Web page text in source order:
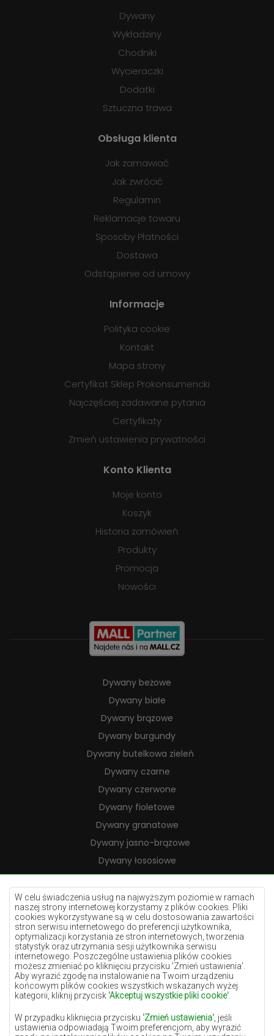
W celu świadczenia usług na najwyższym poziomie w ramach
naszej strony internetowej korzystamy z plików cookies. Pliki
cookies wykorzystywane są w celu dostosowania zawartości
stron serwisu internetowego do preferencji użytkownika,
optymalizacji korzystania ze stron internetowych, tworzenia
statystyk oraz utrzymania sesji użytkownika serwisu
internetowego. Poszczególne ustawienia plików cookies
możesz zmieniać po kliknięciu przycisku 'Zmień ustawienia'.
Aby wyrazić zgodę na instalowanie na Twoim urządzeniu
końcowym plików cookies wszystkich wskazanych wyżej
kategorii, kliknij przycisk 'Akceptuj wszystkie pliki cookie'
W przypadku kliknięcia przycisku 'Zmień ustawienia' , jeśli
ustawienia odpowiadają Twoim preferencjom, aby wyrazić
Dywany
Wykładziny
Chodniki
Wycieraczki
Dodatki
Sztuczna trawa
Obsługa klienta
Jak zamawiać
Jak zwrócić
Regulamin
Reklamacje towaru
Sposoby Płatności
Dostawa
Odstąpienie od umowy
Informacje
Polityka cookie
Kontakt
Mapa strony
Certyfikat Sklep Prokonsumencki
Najczęściej zadawane pytania
Certyfikaty
Zmień ustawienia prywatności
Konto Klienta
Moje konto
Koszyk
Historia zamówień
Produkty
Promocja
Nowości
Dywany beżowe
Dywany białe
Dywany brązowe
Dywany burgundy
Dywany butelkowa zieleń
Dywany czarne
Dywany czerwone
Dywany fioletowe
Dywany granatowe
Dywany jasno-brązowe
Dywany łososiowe
Dywany kremowe
Dywany lilac
Dywany żółte
Dywany miętowe
Dywany niebieskie
Dywany pomarańczowe
Dywany różowe
Dywany szare
Dywany terakota